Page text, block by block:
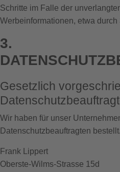
Schritte im Falle der
Werbeinformationen, etwa durch
3.
Gesetzlich
Wir haben für unser
Datenschutzbeauftragten bestellt.
Frank Lippert
Oberste-Wilms-Strasse 15d